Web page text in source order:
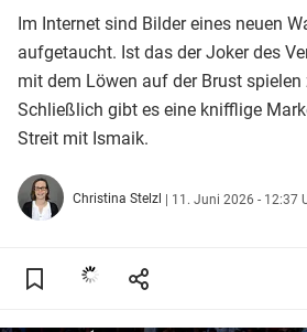
Im Internet sind Bilder eines neuen
aufgetaucht. Ist das der Joker des
mit dem Löwen auf der Brust spielen
Schließlich gibt es eine knifflige
Streit mit Ismaik.
Christina Stelzl | 11. Juni 2026 - 12:37